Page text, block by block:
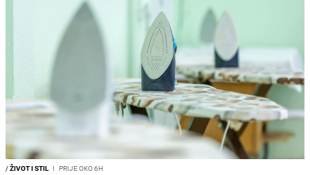
/ŽIVOT I STIL I PRIJE OKO 6H